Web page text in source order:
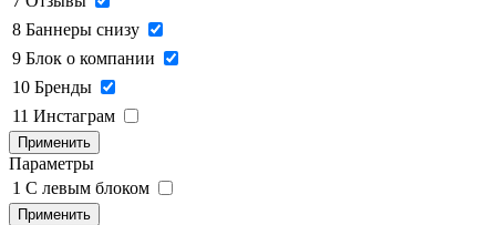
8 Баннеры снизу
9 Блок о компании
10 Бренды
11 Инстаграм
Применить
Параметры
1 C левым блоком
Применить